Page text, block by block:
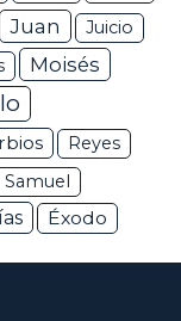
Juan
Juicio
Moisés
Reyes
Samuel
Éxodo